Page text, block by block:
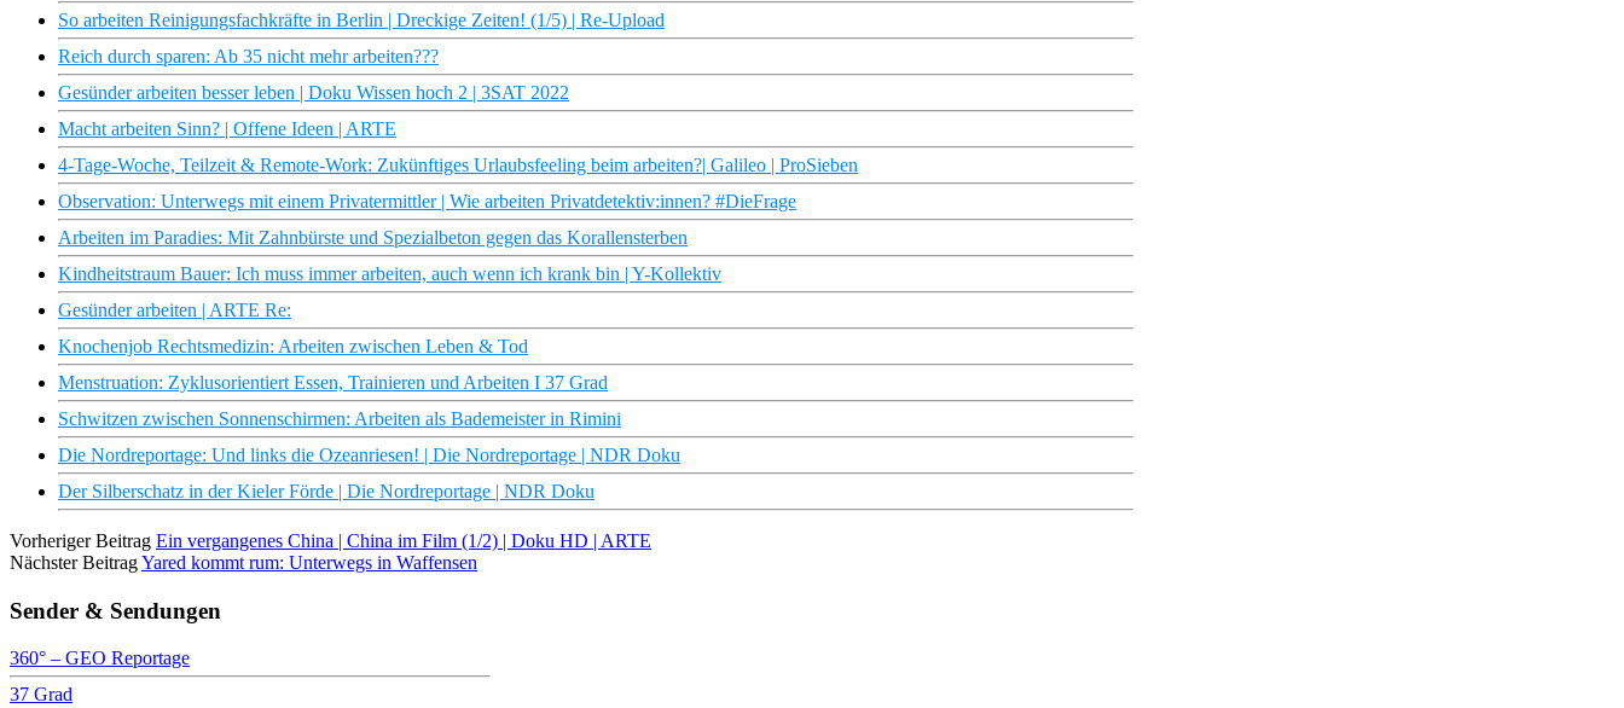
So arbeiten Reinigungsfachkräfte in Berlin | Dreckige Zeiten! (1/5) | Re-Upload
Reich durch sparen: Ab 35 nicht mehr arbeiten???
Gesünder arbeiten besser leben | Doku Wissen hoch 2 | 3SAT 2022
Macht arbeiten Sinn? | Offene Ideen | ARTE
4-Tage-Woche, Teilzeit & Remote-Work: Zukünftiges Urlaubsfeeling beim arbeiten?| Galileo | ProSieben
Observation: Unterwegs mit einem Privatermittler | Wie arbeiten Privatdetektiv:innen? #DieFrage
Arbeiten im Paradies: Mit Zahnbürste und Spezialbeton gegen das Korallensterben
Kindheitstraum Bauer: Ich muss immer arbeiten, auch wenn ich krank bin | Y-Kollektiv
Gesünder arbeiten | ARTE Re:
Knochenjob Rechtsmedizin: Arbeiten zwischen Leben & Tod
Menstruation: Zyklusorientiert Essen, Trainieren und Arbeiten I 37 Grad
Schwitzen zwischen Sonnenschirmen: Arbeiten als Bademeister in Rimini
Die Nordreportage: Und links die Ozeanriesen! | Die Nordreportage | NDR Doku
Der Silberschatz in der Kieler Förde | Die Nordreportage | NDR Doku
Vorheriger Beitrag Ein vergangenes China | China im Film (1/2) | Doku HD | ARTE
Nächster BeitragYared kommt rum: Unterwegs in Waffensen
Sender & Sendungen
360° – GEO Reportage
37 Grad